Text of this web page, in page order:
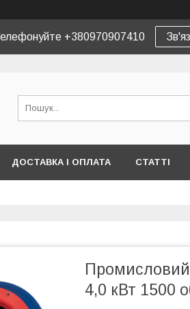
+380970907410
ДОСТАВКА І ОПЛАТА СТАТТІ
4,0 кВт 1500